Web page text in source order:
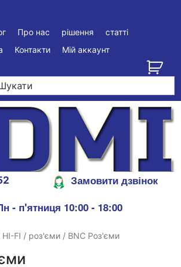
Про нас рішення
статті
Контакти Мій аккаунт
Замовити дзвінок
- п'ятниця 10:00 - 18:00
HI-FI / роз'єми / BNC Роз'єми